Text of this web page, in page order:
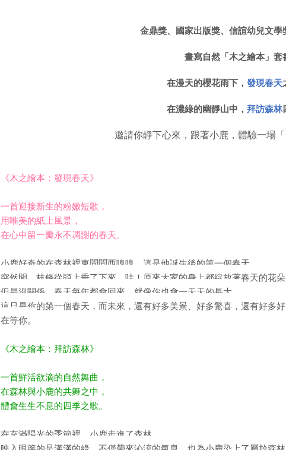
金鼎獎、國家出版獎、信誼幼兒文學
畫寫自然「木之繪本」套
在漫天的櫻花雨下， 發現春天
在濃綠的幽靜山中， 拜訪森林
邀請你靜下心來，跟著小鹿，體驗一場「
《木之繪本：發現春天》
一首迎接新生的粉嫩短歌，
用唯美的紙上風景，
在心中留一瓣永不凋謝的春天。
小鹿好奇的在森林裡東聞聞西嗅嗅，這是他誕生後的第一個春天。
突然間，枝條從頭上垂了下來，哇！原來大家的身上都綻放著春天的花
但是沒關係，春天每年都會回來，就像你也會一天天的長大。
這只是你的第一個春天，而未來，還有好多美景、好多驚喜，還有好多
在等你。
《木之繪本：拜訪森林》
一首鮮活欲滴的自然舞曲，
在森林與小鹿的共舞之中，
體會生生不息的四季之歌。
在充滿陽光的季節裡，小鹿走進了森林。
映入眼簾的是滿滿的綠，不僅帶來沁涼的氣息，也為小鹿染上了屬於森林